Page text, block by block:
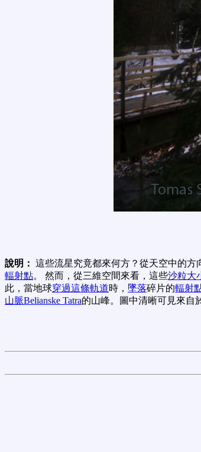
說明： 這些流星究竟都來何方？從天空中的方
輻射點。 然而，從三維空間來看，這些沙粒大
此，當地球穿過這條軌道時， 墜落碎片的輻射
山脈Belianske Tatra的山峰。圖中清晰可見來自